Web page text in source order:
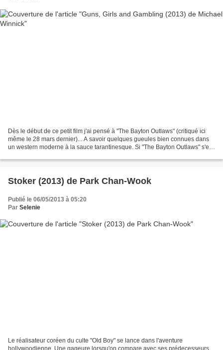
Dès le début de ce petit film j'ai pensé à "The Bayton Outlaws" (critiqué ici
même le 28 mars dernier)... A savoir quelques gueules bien connues dans
un western moderne à la sauce tarantinesque. Si "The Bayton Outlaws" s'en
Stoker (2013) de Park Chan-Wook
Publié le 06/05/2013 à 05:20
Par Selenie
Le réalisateur coréen du culte "Old Boy" se lance dans l'aventure
hollywoodienne. Une gageure lorsqu'on compare avec ses prédecesseurs